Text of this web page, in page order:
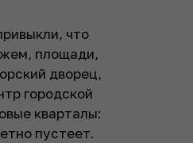
что
площади,
дворец,
городской
кварталы:
пустеет.